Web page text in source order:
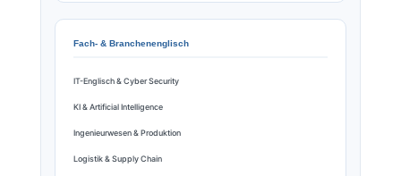
Fach- & Branchenenglisch
IT-Englisch & Cyber Security
KI & Artificial Intelligence
Ingenieurwesen & Produktion
Logistik & Supply Chain